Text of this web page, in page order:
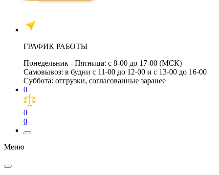
ГРАФИК РАБОТЫ
Понедельник - Пятница: с 8-00 до 17-00 (МСК)
Самовывоз: в будни с 11-00 до 12-00 и с 13-00 до 16-00
Суббота: отгрузки, согласованные заранее
0
0
0
Меню